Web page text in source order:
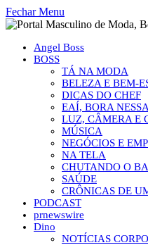
Fechar Menu
Angel Boss
BOSS
TÁ NA MODA
BELEZA E BEM-
DICAS DO CHEF
EAÍ, BORA
LUZ, CÂMERA E
MÚSICA
NEGÓCIOS E
NA TELA
CHUTANDO O
SAÚDE
CRÔNICAS DE
PODCAST
prnewswire
Dino
NOTÍCIAS